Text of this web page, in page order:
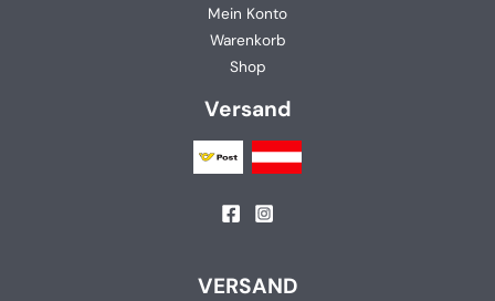
Mein Konto
Warenkorb
Shop
Versand
VERSAND